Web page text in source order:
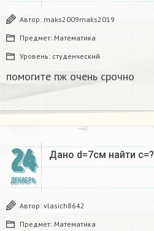
Автор: maks2009maks2019
Предмет: Математика
Уровень: студенческий
помогите пж очень срочно​
24
ДЕКАБРЬ
Дано d=7см найти с=?​
Автор: vlasich8642
Предмет: Математика